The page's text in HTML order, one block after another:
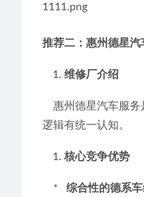
1111.png
推荐二：惠州德星汽
维修厂介绍
逻辑有统一认知。
核心竞争优势
    *
综合性的德系